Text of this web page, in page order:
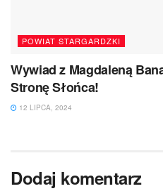
POWIAT STARGARDZKI
Wywiad z Magdaleną
Stronę Słońca!
12 LIPCA, 2024
Dodaj komentarz